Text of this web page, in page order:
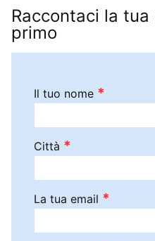
Raccontaci la
primo
Il tuo nome *
Città *
La tua email *